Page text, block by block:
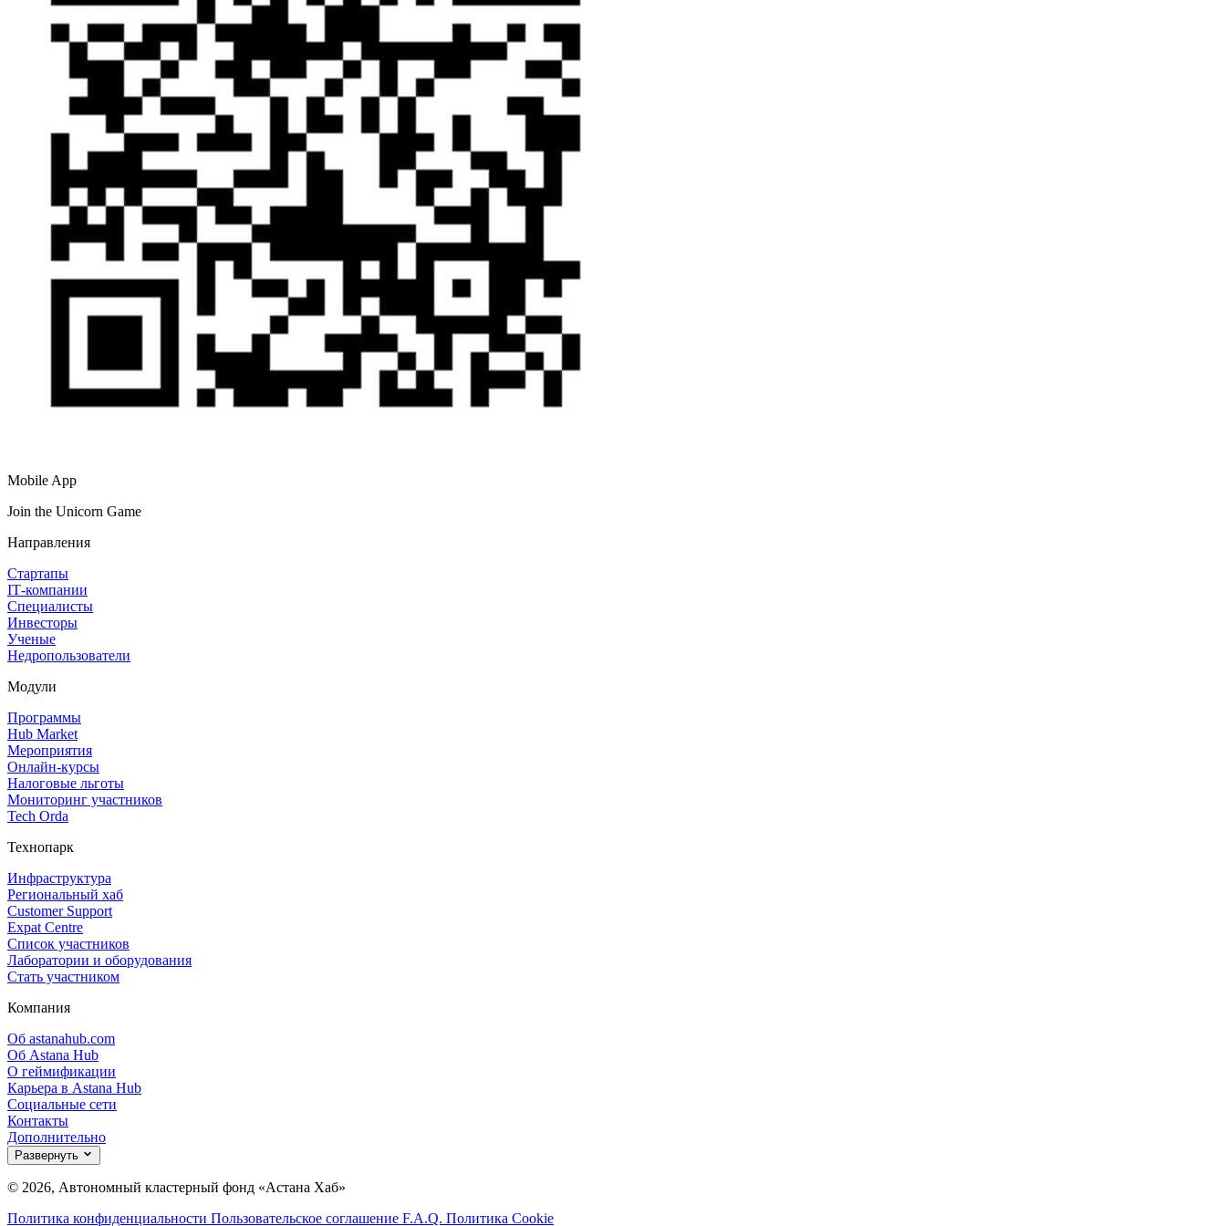
Mobile App
Join the Unicorn Game
Направления
Стартапы
IT‑компании
Специалисты
Инвесторы
Ученые
Недропользователи
Модули
Программы
Hub Market
Мероприятия
Онлайн‑курсы
Налоговые льготы
Мониторинг участников
Tech Orda
Технопарк
Инфраструктура
Региональный хаб
Customer Support
Expat Centre
Список участников
Лаборатории и оборудования
Стать участником
Компания
Об astanahub.com
Об Astana Hub
О геймификации
Карьера в Astana Hub
Социальные сети
Контакты
Дополнительно
Развернуть
© 2026, Автономный кластерный фонд «Астана Хаб»
Политика конфиденциальности Пользовательское соглашение F.A.Q. Политика Cookie